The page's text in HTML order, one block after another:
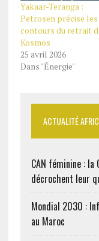
Yakaar-Teranga :
Petrosen précise les
contours du retrait
Kosmos
25 avril 2026
Dans "Énergie"
ACTUALITÉ
CAN féminine : la
décrochent leur
Mondial 2030 :
au Maroc